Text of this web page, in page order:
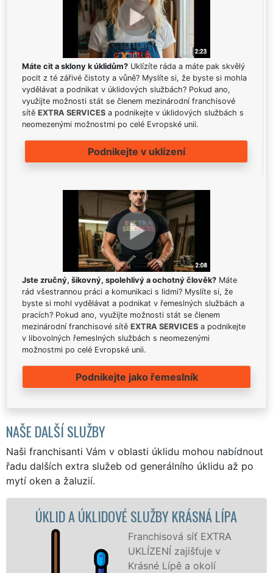
Máte cit a sklony k úklidům? Uklízíte ráda a máte pak skvělý
pocit z té zářivé čistoty a vůně? Myslíte si, že byste si mohla
vydělávat a podnikat v úklidových službách? Pokud ano,
využijte možnosti stát se členem mezinárodní franchisové
sítě EXTRA SERVICES a podnikejte v úklidových službách s
neomezenými možnostmi po celé Evropské unii.
Podnikejte v uklízení
Jste zručný, šikovný, spolehlivý a ochotný člověk? Máte
rád všestrannou práci a komunikaci s lidmi? Myslíte si, že
byste si mohl vydělávat a podnikat v řemeslných službách a
pracích? Pokud ano, využijte možnosti stát se členem
mezinárodní franchisové sítě EXTRA SERVICES a podnikejte
v libovolných řemeslných službách s neomezenými
možnostmi po celé Evropské unii.
Podnikejte jako řemeslník
NAŠE DALŠÍ SLUŽBY
Naši franchisanti Vám v oblasti úklidu mohou nabídnout
řadu dalších extra služeb od generálního úklidu až po
mytí oken a žaluzií.
SLUŽBY KRÁSNÁ LÍPA
Franchisová síť EXTRA
UKLÍZENÍ zajišťuje v
Krásné Lípě a okolí
ÚKLIDOVÁ